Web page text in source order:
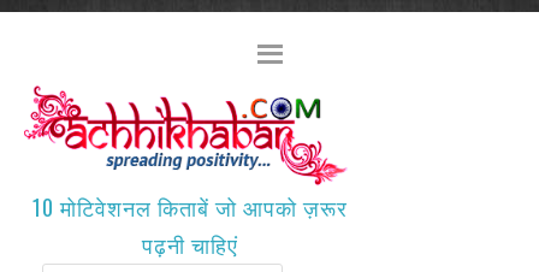
10 मोटिवेशनल किताबें जो आपको ज़रूर
पढ़नी चाहिएं